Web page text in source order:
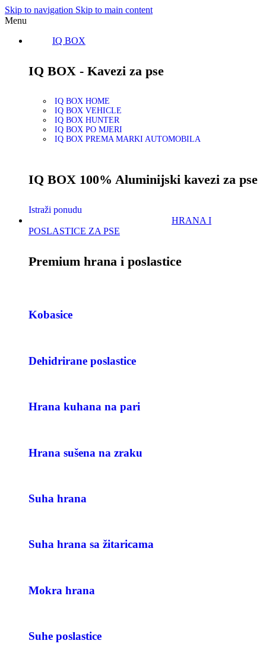
Skip to navigation Skip to main content
Menu
IQ BOX
IQ BOX - Kavezi za pse
IQ BOX HOME
IQ BOX VEHICLE
IQ BOX HUNTER
IQ BOX PO MJERI
IQ BOX PREMA MARKI AUTOMOBILA
IQ BOX 100% Aluminijski kavezi za pse
Istraži ponudu
HRANA I
POSLASTICE ZA PSE
Premium hrana i poslastice
Kobasice
Dehidrirane poslastice
Hrana kuhana na pari
Hrana sušena na zraku
Suha hrana
Suha hrana sa žitaricama
Mokra hrana
Suhe poslastice